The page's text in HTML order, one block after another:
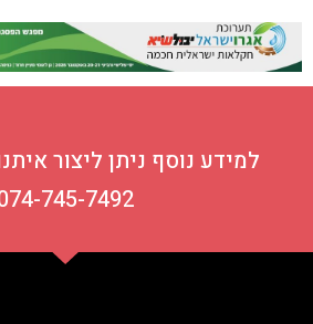
למידע נוסף ניתן ליצור
745-7492